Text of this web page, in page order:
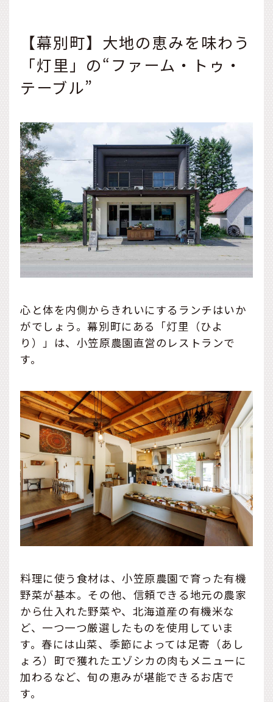
【幕別町】大地の恵みを味わう
「灯里」の“ファーム・トゥ・
テーブル”
心と体を内側からきれいにするランチはいか
がでしょう。幕別町にある「灯里（ひよ
り）」は、小笠原農園直営のレストランで
す。
料理に使う食材は、小笠原農園で育った有機
野菜が基本。その他、信頼できる地元の農家
から仕入れた野菜や、北海道産の有機米な
ど、一つ一つ厳選したものを使用していま
す。春には山菜、季節によっては足寄（あし
ょろ）町で獲れたエゾシカの肉もメニューに
加わるなど、旬の恵みが堪能できるお店で
す。